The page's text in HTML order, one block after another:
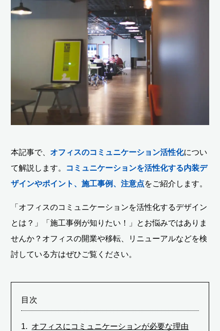
本記事で、 オフィスのコミュニケーション活性化につい
て解説します。 コミュニケーションを活性化する内装デ
ザインやポイント、施工事例、注意点をご紹介します。
「オフィスのコミュニケーションを活性化するデザイン
とは？」「施工事例が知りたい！」とお悩みではありま
せんか？オフィスの開業や移転、リニューアルなどを検
討している方はぜひご覧ください。
目次
オフィスにコミュニケーションが必要な理由